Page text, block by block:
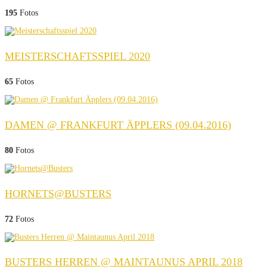
195 Fotos
MEISTERSCHAFTSSPIEL 2020
65 Fotos
DAMEN @ FRANKFURT ÄPPLERS (09.04.2016)
80 Fotos
HORNETS@BUSTERS
72 Fotos
BUSTERS HERREN @ MAINTAUNUS APRIL 2018